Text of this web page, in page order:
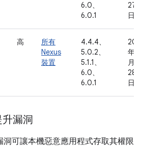
6.0、
6.0.1
27
日
高
所有
Nexus
裝置
4.4.4、
5.0.2、
5.1.1、
6.0、
6.0.1
年 3
月
28
日
漏洞
洞可讓本機惡意應用程式存取其權限